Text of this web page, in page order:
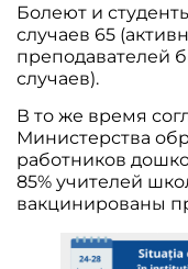
Болеют и
случаев 65
преподавателей
случаев).
В то же время
Министерства
работников
85% учителей
вакцинированы